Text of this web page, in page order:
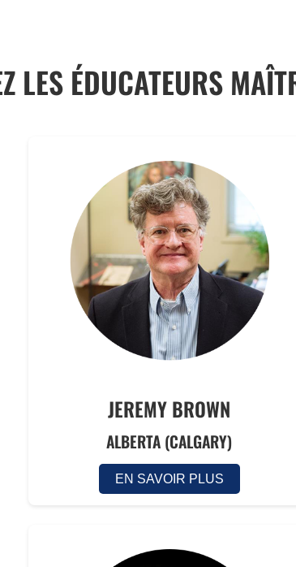
LES ÉDUCATEURS
JEREMY BROWN
ALBERTA (CALGARY)
EN SAVOIR PLUS